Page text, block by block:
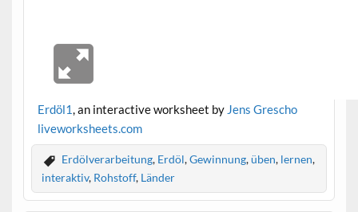
Erdöl1, an interactive worksheet by Jens Grescho
liveworksheets.com
Erdölverarbeitung, Erdöl,Gewinnung,üben, lernen,
interaktiv, Rohstoff, Länder